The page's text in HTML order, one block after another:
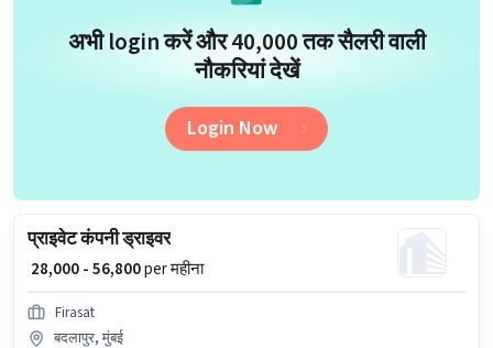
अभी login करें और ₹40,000 तक सैलरी वाली
नौकरियां देखें
Login Now
प्राइवेट कंपनी ड्राइवर
₹ 28,000 - 56,800per महीना
Firasat
बदलापुर, मुंबई